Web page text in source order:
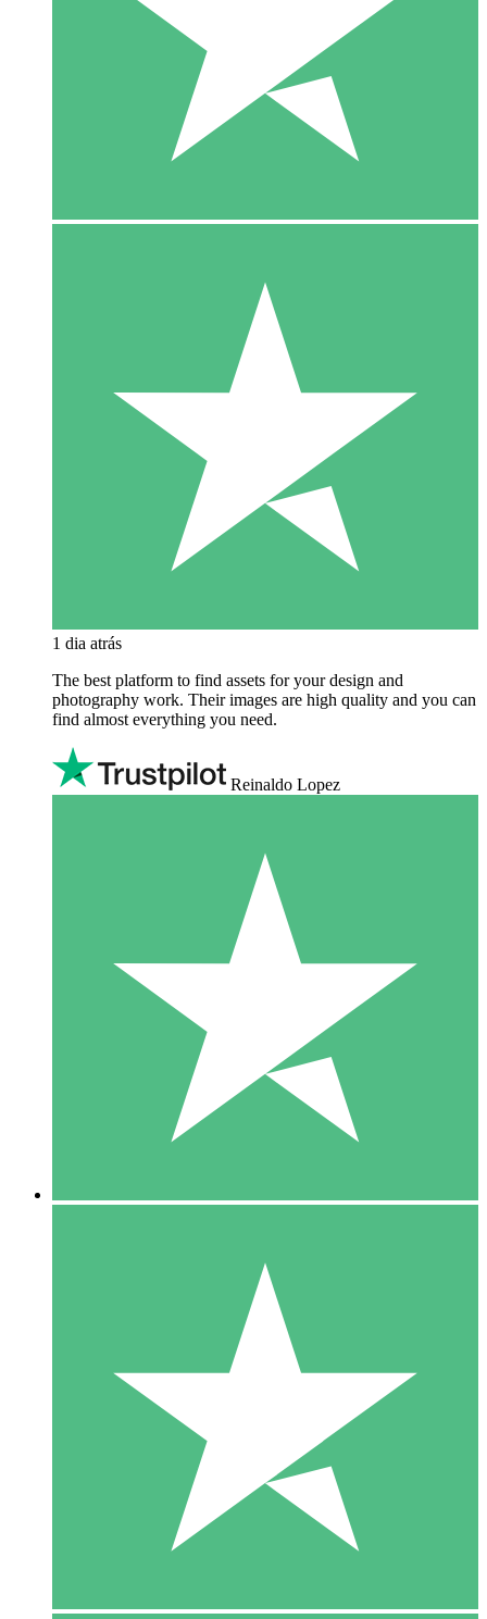
1 dia atrás
The best platform to find assets for your design and
photography work. Their images are high quality and you can
find almost everything you need.
Reinaldo Lopez